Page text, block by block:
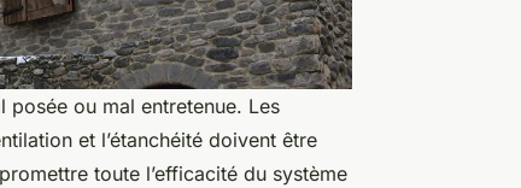
posée ou mal entretenue. Les
et l’étanchéité doivent être
toute l’efficacité du système